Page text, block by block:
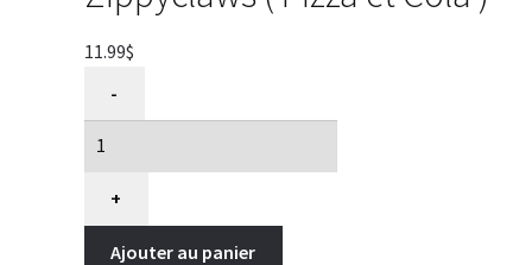
11.99$
Jouet
chat.
Zippyclaws
-
+
Ajouter au panier